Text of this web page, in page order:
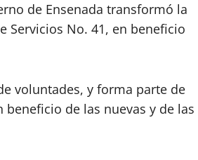
de Ensenada transformó la
Servicios No. 41, en beneficio
voluntades, y forma parte de
de las nuevas y de las